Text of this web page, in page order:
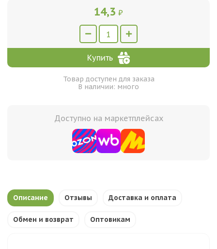
14,3 ₽
Купить
Товар доступен для заказа
В наличии: много
Доступно на маркетплейсах
Описание Отзывы Доставка и оплата
Обмен и возврат Оптовикам